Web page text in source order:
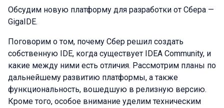
Обсудим новую платформу для разработки от Сбера —
GigaIDE.
Поговорим о том, почему Сбер решил создать
собственную IDE, когда существует IDEA Community, и
какие между ними есть отличия. Рассмотрим планы по
дальнейшему развитию платформы, а также
функциональность, вошедшую в релизную версию.
Кроме того, особое внимание уделим техническим